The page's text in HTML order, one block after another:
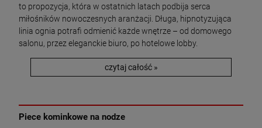
to propozycja, która w ostatnich latach podbija serca
miłośników nowoczesnych aranżacji. Długa, hipnotyzująca
linia ognia potrafi odmienić każde wnętrze – od domowego
salonu, przez eleganckie biuro, po hotelowe lobby.
czytaj całość »
Piece kominkowe na nodze